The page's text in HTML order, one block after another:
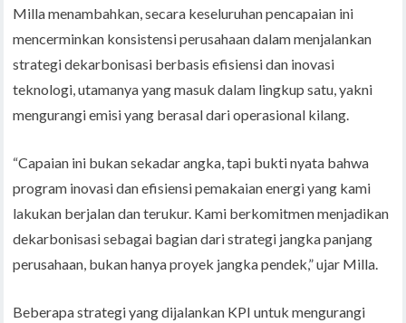
Milla menambahkan, secara keseluruhan pencapaian ini
mencerminkan konsistensi perusahaan dalam menjalankan
strategi dekarbonisasi berbasis efisiensi dan inovasi
teknologi, utamanya yang masuk dalam lingkup satu, yakni
mengurangi emisi yang berasal dari operasional kilang.
“Capaian ini bukan sekadar angka, tapi bukti nyata bahwa
program inovasi dan efisiensi pemakaian energi yang kami
lakukan berjalan dan terukur. Kami berkomitmen menjadikan
dekarbonisasi sebagai bagian dari strategi jangka panjang
perusahaan, bukan hanya proyek jangka pendek,” ujar Milla.
Beberapa strategi yang dijalankan KPI untuk mengurangi